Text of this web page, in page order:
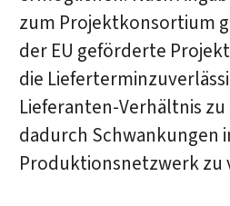
zum Projektkonsortium
der EU geförderte
die
Lieferanten-Verhältnis
dadurch Schwankungen
Produktionsnetzwerk zu